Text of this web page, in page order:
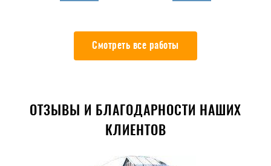
Смотреть все работы
ОТЗЫВЫ И БЛАГОДАРНОСТИ НАШИХ
КЛИЕНТОВ